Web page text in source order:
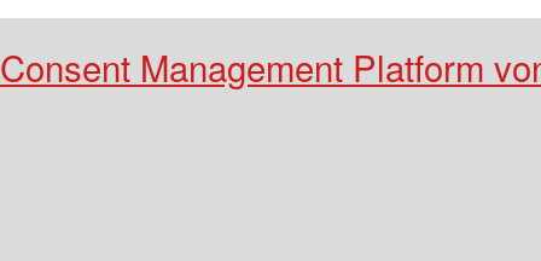
Consent Management Platform